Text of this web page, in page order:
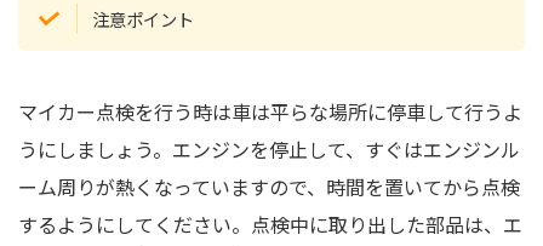
注意ポイント
マイカー点検を行う時は車は平らな場所に停車して行うよ
うにしましょう。エンジンを停止して、すぐはエンジンル
ーム周りが熱くなっていますので、時間を置いてから点検
するようにしてください。点検中に取り出した部品は、エ